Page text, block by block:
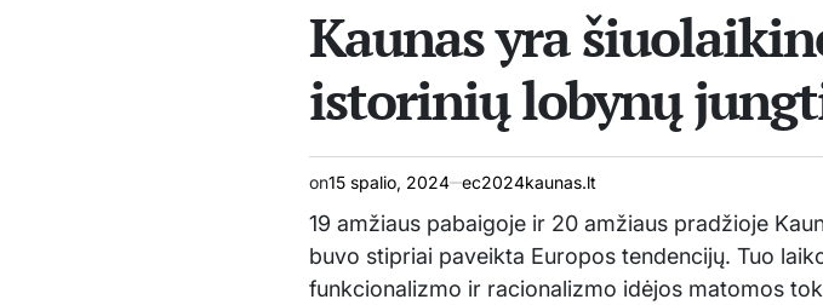
Kaunas yra
istorinių lobynų
on15 spalio, 2024 ec2024kaunas.lt
19 amžiaus pabaigoje ir 20 amžiaus pradžioje
buvo stipriai paveikta Europos tendencijų. Tuo
funkcionalizmo ir racionalizmo idėjos matomos